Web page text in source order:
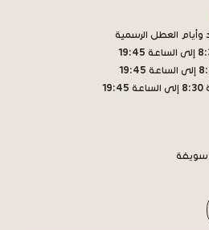
وأيام العطل الرسمية